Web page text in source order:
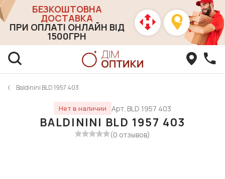
БЕЗКОШТОВНА
ДОСТАВКА
ПРИ ОПЛАТІ ОНЛАЙН ВІД
1500ГРН
Baldinini BLD 1957 403
Нет в наличии Арт. BLD 1957 403
BALDININI BLD 1957 403
(0 отзывов)